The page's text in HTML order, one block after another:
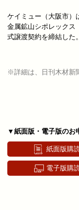
ケイミュー（大阪市）
金属鉱山シポレックス
式譲渡契約を締結した。
※詳細は、日刊木材新
▼紙面版・電子版のお
紙面版購
電子版購